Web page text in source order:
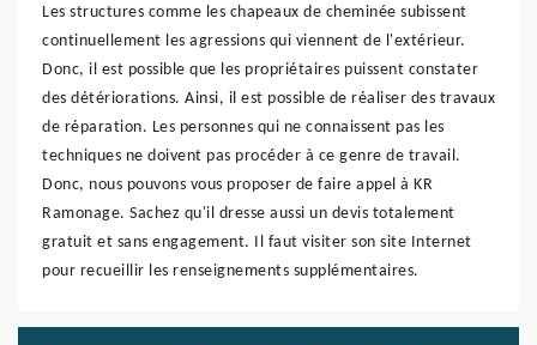
Les structures comme les chapeaux de cheminée subissent
continuellement les agressions qui viennent de l'extérieur.
Donc, il est possible que les propriétaires puissent constater
des détériorations. Ainsi, il est possible de réaliser des travaux
de réparation. Les personnes qui ne connaissent pas les
techniques ne doivent pas procéder à ce genre de travail.
Donc, nous pouvons vous proposer de faire appel à KR
Ramonage. Sachez qu'il dresse aussi un devis totalement
gratuit et sans engagement. Il faut visiter son site Internet
pour recueillir les renseignements supplémentaires.